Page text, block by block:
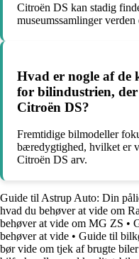
Citroën DS kan stadig
museumssamlinger verden
Hvad er nogle af de
for bilindustrien,
Citroën DS?
Fremtidige bilmodeller
bæredygtighed, hvilket er
Citroën DS arv.
Guide til Astrup Auto: Din
hvad du behøver at vide om
behøver at vide om MG ZS •
behøver at vide • Guide til
bør vide om tjek af brugte biler